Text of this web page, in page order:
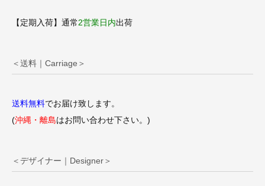
【定期入荷】通常2営業日内出荷
＜送料｜Carriage＞
送料無料でお届け致します。
(沖縄・離島はお問い合わせ下さい。)
＜デザイナー｜Designer＞